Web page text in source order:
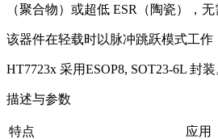
（聚合物）或超低 ESR（陶瓷），无
该器件在轻载时以脉冲跳跃模式工作
HT7723x 采用ESOP8, SOT23-6L 封装
描述与参数
特点 应用